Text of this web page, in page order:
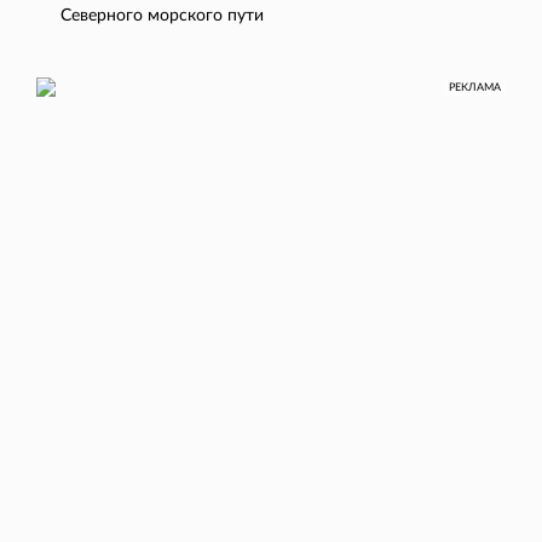
Северного морского пути
РЕКЛАМА